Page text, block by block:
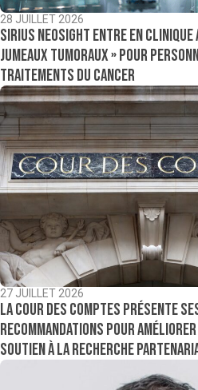
28 JUILLET 2026
Sirius NeoSight entre en clinique
jumeaux tumoraux » pour
traitements du cancer
27 JUILLET 2026
La Cour des comptes présente
recommandations pour
soutien à la recherche